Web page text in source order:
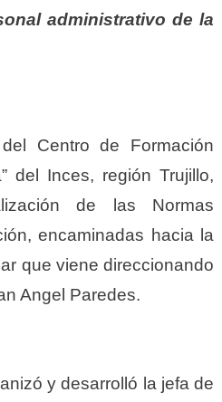
administrativo de la
Centro de Formación
del Inces, región Trujillo,
de las Normas
encaminadas hacia la
que viene direccionando
Angel Paredes.
y desarrolló la jefa de